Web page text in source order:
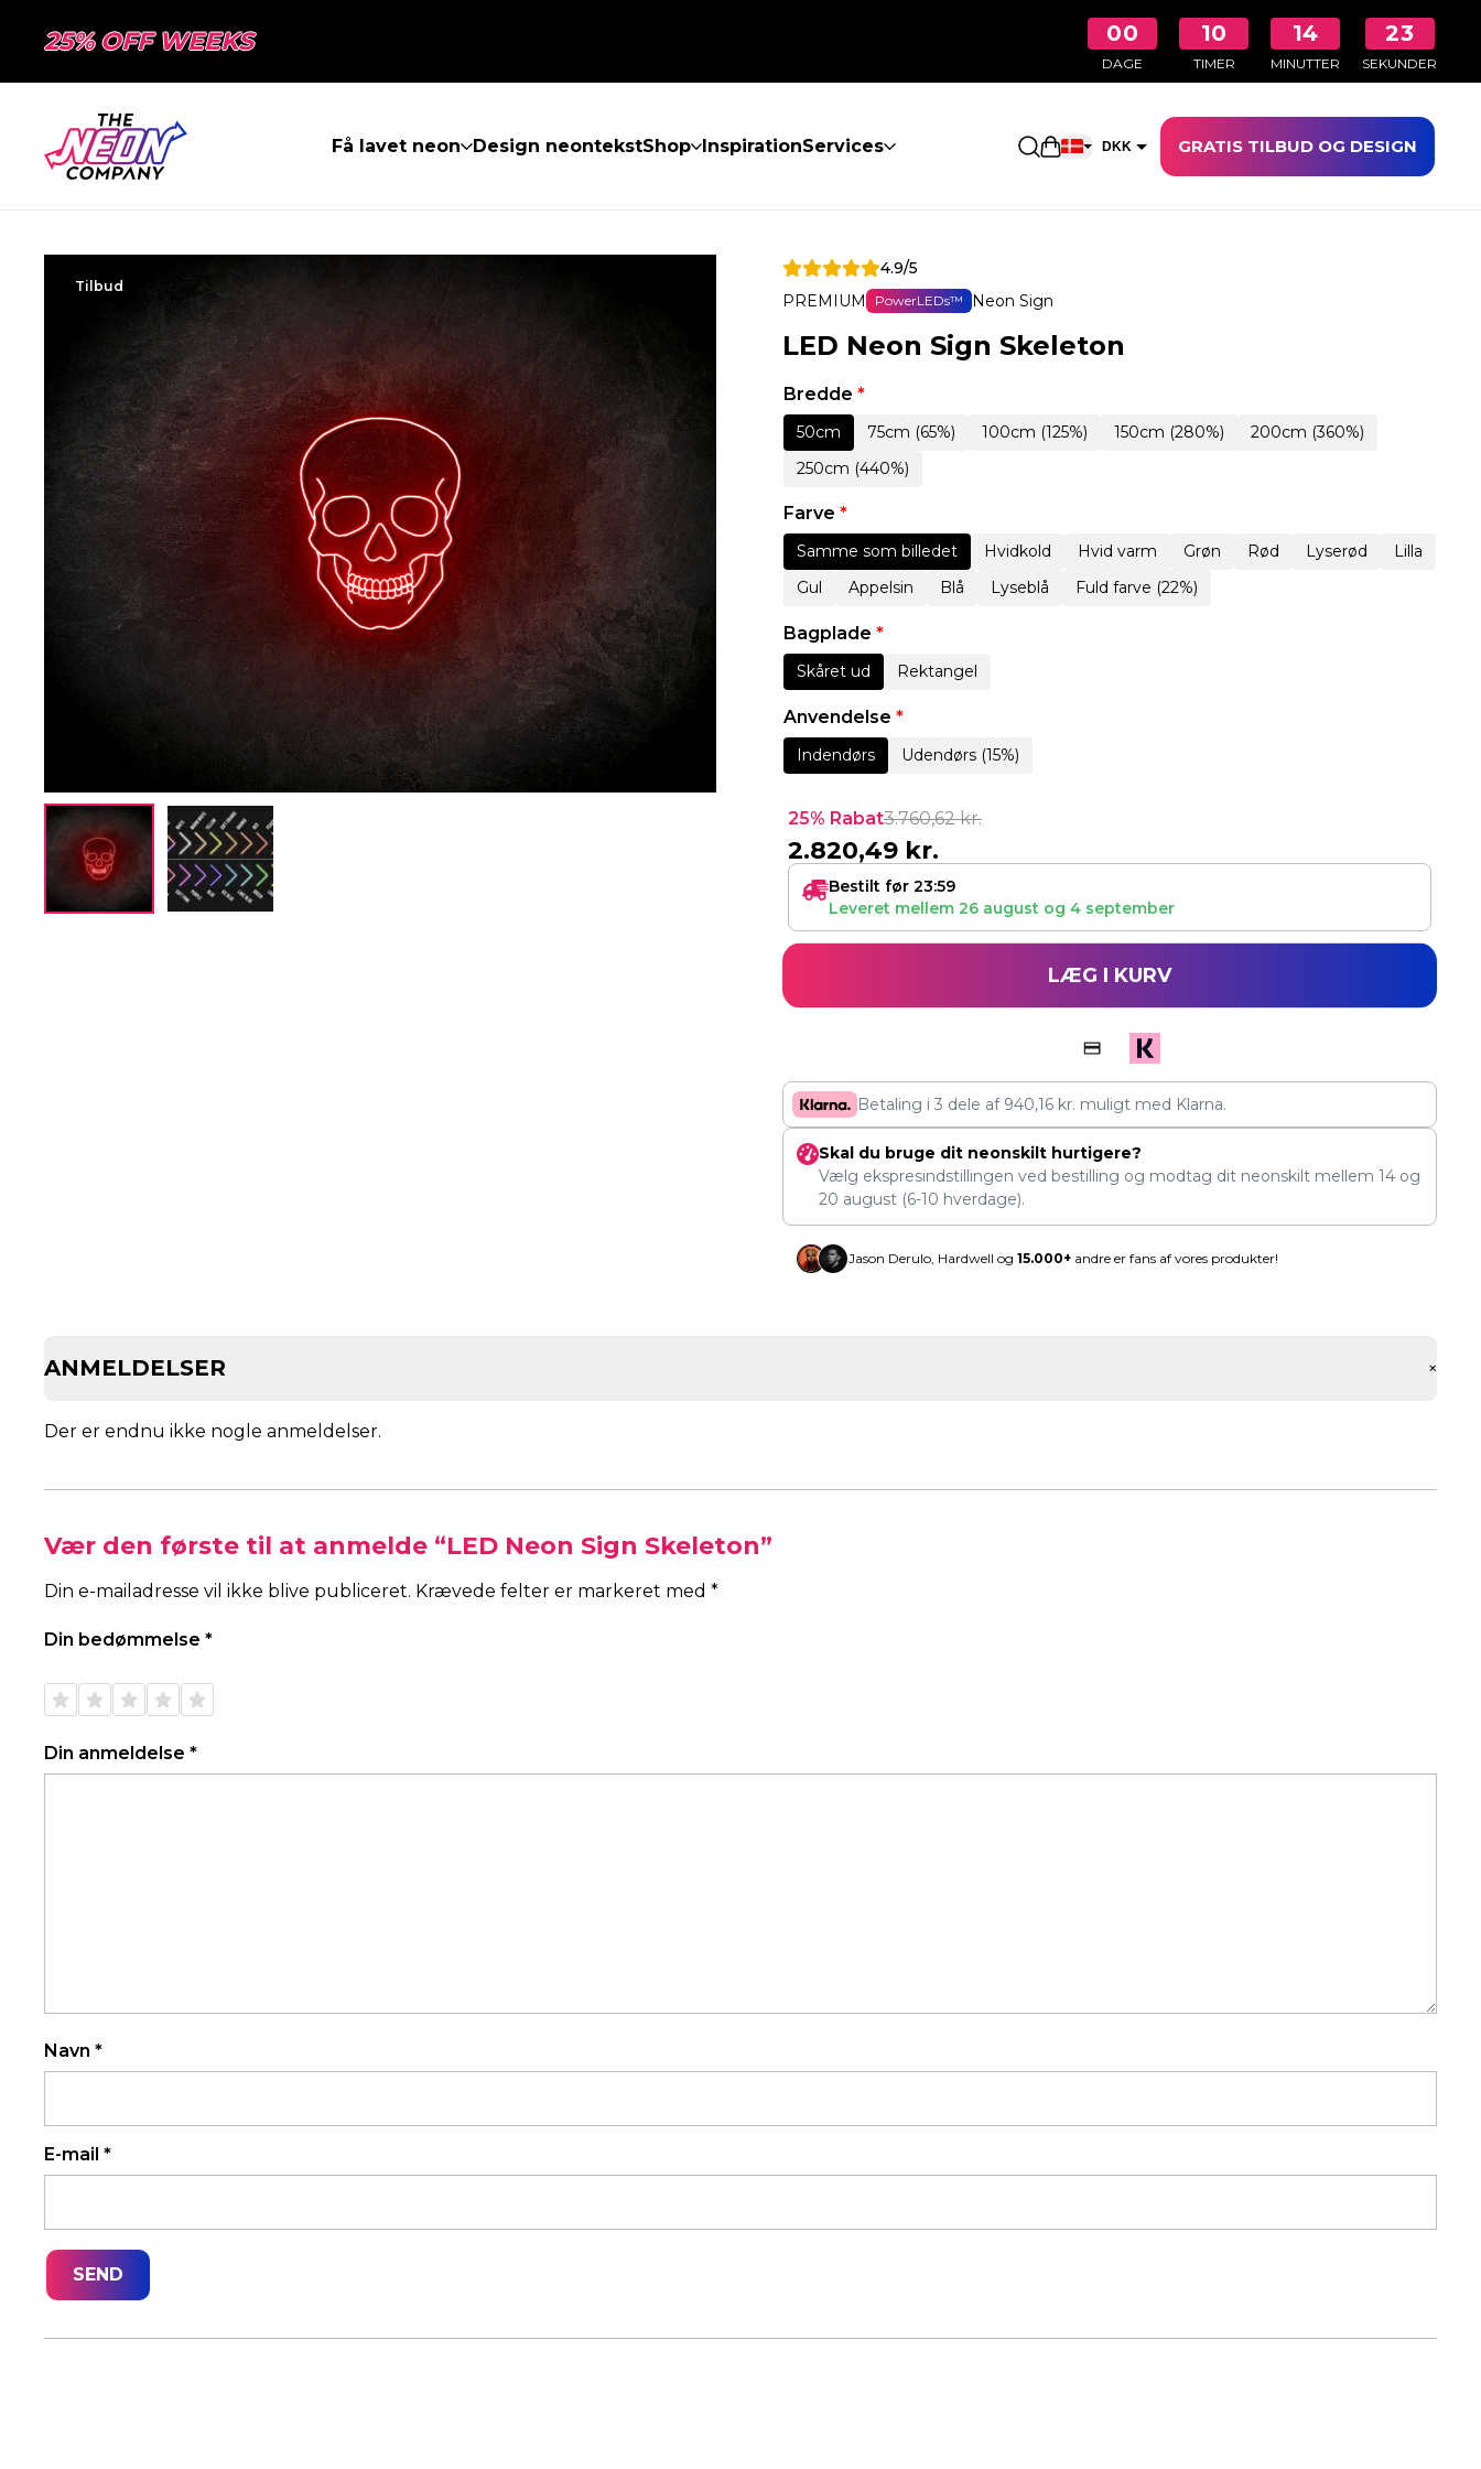
25% OFF WEEKS 00
DAGE
10
TIMER
14
MINUTTER
22
SEKUNDER
Få lavet neon Design neontekstShop InspirationServices Åbn indkøbskurven
DKK GRATIS TILBUD OG DESIGN
Tilbud
4.9/5
PREMIUM
PowerLEDs™ Neon Sign
LED Neon Sign Skeleton
Bredde *
50cm 75cm (65%) 100cm (125%) 150cm (280%)
200cm (360%)
250cm (440%)
Farve *
Samme som billedet Hvidkold Hvid varm Grøn Rød Lyserød
Lilla
Gul
Appelsin Blå Lyseblå Fuld farve (22%)
Bagplade *
Skåret ud Rektangel
Anvendelse *
Indendørs Udendørs (15%)
25% Rabat3.760,62kr.
2.820,49 kr.
Bestilt før 23:59
Leveret mellem 26 august og 4 september
LÆG I KURV
Betaling i 3 dele af 940,16 kr. muligt med Klarna.
Skal du bruge dit neonskilt hurtigere?
Vælg ekspresindstillingen ved bestilling og modtag dit neonskilt mellem 14og
20 august(6-10 hverdage).
Jason Derulo, Hardwell og 15.000+andre er fans af vores produkter!
ANMELDELSER +
Der er endnu ikke nogle anmeldelser.
Vær den første til at anmelde “LED Neon Sign Skeleton”
Din e-mailadresse vil ikke blive publiceret. Krævede felter er markeret med *
Din bedømmelse *
5
5
5
5
5
Din anmeldelse *
Navn *
E-mail *